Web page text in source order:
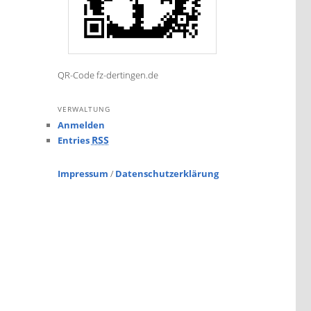
QR-Code fz-dertingen.de
VERWALTUNG
Anmelden
Entries RSS
Impressum / Datenschutzerklärung